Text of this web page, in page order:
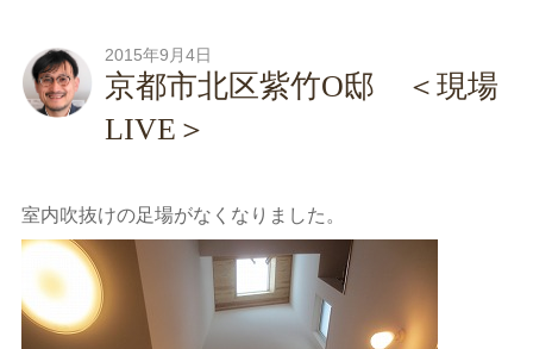
2015年9月4日
京都市北区紫竹O邸 ＜現場
LIVE＞
室内吹抜けの足場がなくなりました。